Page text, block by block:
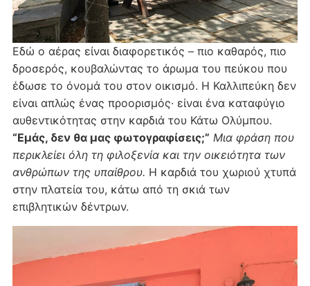
Εδώ ο αέρας είναι διαφορετικός – πιο καθαρός, πιο
δροσερός, κουβαλώντας το άρωμα του πεύκου που
έδωσε το όνομά του στον οικισμό. Η Καλλιπεύκη δεν
είναι απλώς ένας προορισμός· είναι ένα καταφύγιο
αυθεντικότητας στην καρδιά του Κάτω Ολύμπου.
“Εμάς, δεν θα μας φωτογραφίσεις;” Μια φράση που
περικλείει όλη τη φιλοξενία και την οικειότητα των
ανθρώπων της υπαίθρου. Η καρδιά του χωριού χτυπά
στην πλατεία του, κάτω από τη σκιά των
επιβλητικών δέντρων.